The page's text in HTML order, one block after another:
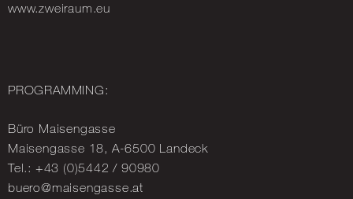
www.​zweiraum.​eu
PRO­GRAM­MING:
Büro Mais­en­gasse
Mais­en­gasse 18, A-6500 Lan­deck
Tel.: +43 (0)5442 / 90980
buero@​maisengasse.​at